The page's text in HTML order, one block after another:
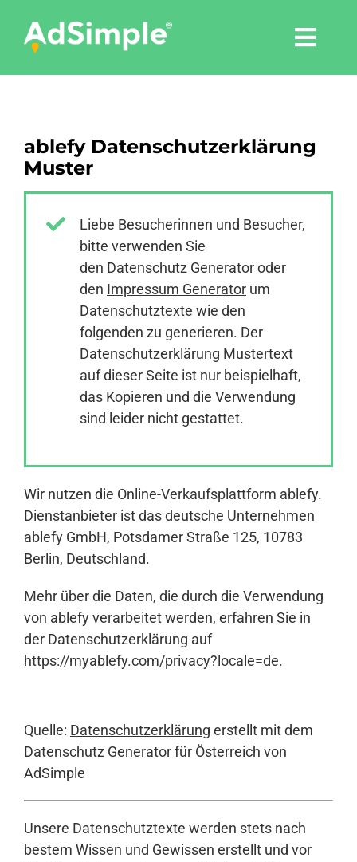
content
Tools
Pressemitteilungen
Anmelden
ablefy Datenschutzerklärung
Muster
Liebe Besucherinnen und Besucher,
bitte verwenden Sie
den Datenschutz Generatoroder
den Impressum Generator um
Datenschutztexte wie den
folgenden zu generieren. Der
Datenschutzerklärung Mustertext
auf dieser Seite ist nur beispielhaft,
das Kopieren und die Verwendung
sind leider nicht gestattet.
Wir nutzen die Online-Verkaufsplattform ablefy.
Dienstanbieter ist das deutsche Unternehmen
ablefy GmbH, Potsdamer Straße 125, 10783
Berlin, Deutschland.
Mehr über die Daten, die durch die Verwendung
von ablefy verarbeitet werden, erfahren Sie in
der Datenschutzerklärung auf
https://myablefy.com/privacy?locale=de.
Quelle: Datenschutzerklärung erstellt mit dem
Datenschutz Generator für Österreich von
AdSimple
Unsere Datenschutztexte werden stets nach
bestem Wissen und Gewissen erstellt und vor